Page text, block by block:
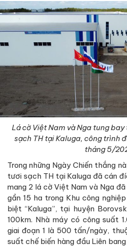
Lá cờ Việt Nam và Nga tung
sạch TH tại Kaluga, công trình
tháng 5/
Trong những Ngày Chiến thắng
tươi sạch TH tại Kaluga đã cán
mang 2 lá cờ Việt Nam và Nga
gần 15 ha trong Khu công
biệt “Kaluga”, tại huyện
100km. Nhà máy có công suất
giai đoạn 1 là 500 tấn/ngày,
suất chế biến hàng đầu Liên